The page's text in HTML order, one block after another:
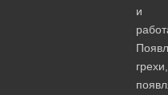
и
грехи,